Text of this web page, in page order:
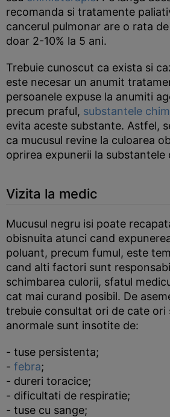
recomanda si tratamente
cancerul pulmonar are o rata
doar 2-10% la 5 ani.
Trebuie cunoscut ca exista si
este necesar un anumit
persoanele expuse la anumiti
precum praful, substantele
evita aceste substante. Astfel,
ca mucusul revine la culoarea
oprirea expunerii la substantele
Vizita la medic
Mucusul negru isi poate
obisnuita atunci cand
poluant, precum fumul, este
cand alti factori sunt
schimbarea culorii, sfatul
cat mai curand posibil. De
trebuie consultat ori de cate ori
anormale sunt insotite de:
- tuse persistenta;
- febra;
- dureri toracice;
- dificultati de respiratie;
- tuse cu sange;